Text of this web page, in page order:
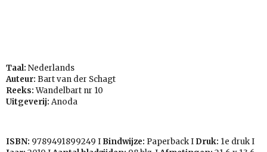
Taal: Nederlands
Auteur: Bart van der Schagt
Reeks:Wandelbart nr 10
Uitgeverij: Anoda
ISBN: 9789491899249 I Bindwijze: Paperback I Druk: 1e druk I